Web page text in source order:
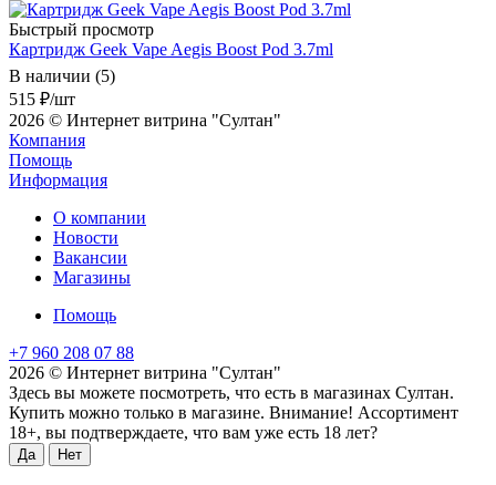
Быстрый просмотр
Картридж Geek Vape Aegis Boost Pod 3.7ml
В наличии (5)
515 ₽/шт
2026 © Интернет витрина "Султан"
Компания
Помощь
Информация
О компании
Новости
Вакансии
Магазины
Помощь
+7 960 208 07 88
2026 © Интернет витрина "Султан"
Здесь вы можете посмотреть, что есть в магазинах Султан.
Купить можно только в магазине. Внимание! Ассортимент
18+, вы подтверждаете, что вам уже есть 18 лет?